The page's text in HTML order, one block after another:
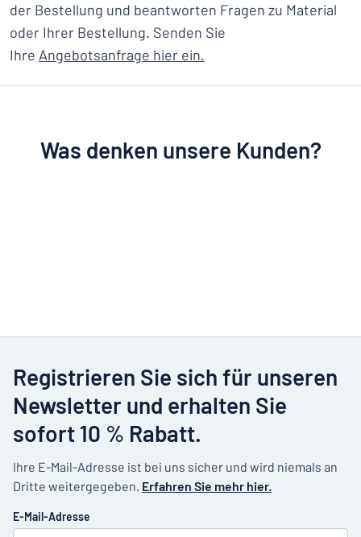
der Bestellung und beantworten Fragen zu Material
oder Ihrer Bestellung. Senden Sie
Ihre Angebotsanfrage hier ein.
Was denken unsere Kunden?
Registrieren Sie sich für unseren
Newsletter und erhalten Sie
sofort 10 % Rabatt.
Ihre E-Mail-Adresse ist bei uns sicher und wird niemals an
Dritte weitergegeben. Erfahren Sie mehr hier.
E-Mail-Adresse